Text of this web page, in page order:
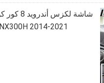
NX300H 2014-2021 تدعم التحكم بالمقبض الدوار، يوتيوب، جوجل بلاي، كاربلاي